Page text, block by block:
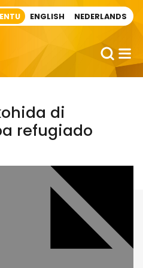
ENGLISH NEDERLANDS
di
refugiado